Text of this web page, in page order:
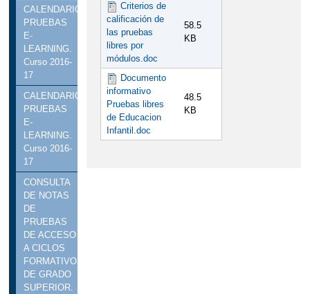
CALENDARIO
PRUEBAS
E-
LEARNING.
Curso 2016-
17
CALENDARIO
PRUEBAS
E-
LEARNING.
Curso 2016-
17
CONSULTA
DE NOTAS
DE
PRUEBAS
DE ACCESO
A CICLOS
FORMATIVOS
DE GRADO
SUPERIOR.
Criterios de
calificación de
las pruebas
libres por
módulos.doc
58.5
KB
Documento
informativo
Pruebas libres
de Educacion
Infantil.doc
48.5
KB